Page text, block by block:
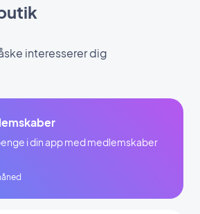
interesserer dig
i din app med medlemskaber